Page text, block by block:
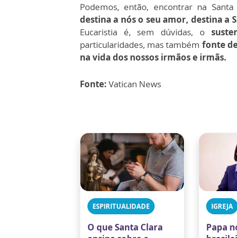
Podemos, então, encontrar na Santa
destina a nós o seu amor, destina a
Eucaristia é, sem dúvidas, o
particularidades, mas também fonte
na vida dos nossos irmãos e irmãs.
Fonte: Vatican News
ESPIRITUALIDADE
O que Santa Clara
IGREJA
Papa